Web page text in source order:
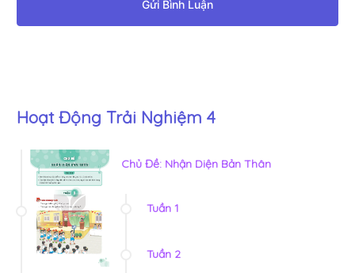
Gửi Bình Luận
Hoạt Động Trải Nghiệm 4
Chủ Đề: Nhận Diện Bản Thân
Tuần 1
Tuần 2